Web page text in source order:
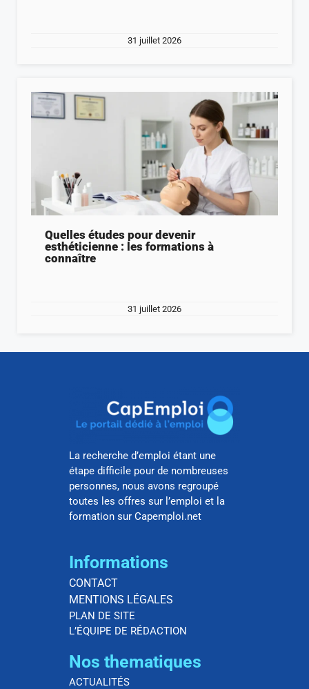
31 juillet 2026
Quelles études pour devenir
esthéticienne : les formations à
connaître
31 juillet 2026
La recherche d’emploi étant une
étape difficile pour de nombreuses
personnes, nous avons regroupé
toutes les offres sur l’emploi et la
formation sur Capemploi.net
Informations
CONTACT
MENTIONS LÉGALES
PLAN DE SITE
L’ÉQUIPE DE RÉDACTION
Nos thematiques
ACTUALITÉS